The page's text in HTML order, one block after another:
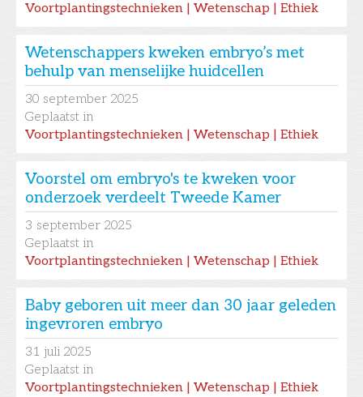
Voortplantingstechnieken | Wetenschap | Ethiek
Wetenschappers kweken embryo’s met
behulp van menselijke huidcellen
30 september 2025
Geplaatst in
Voortplantingstechnieken | Wetenschap | Ethiek
Voorstel om embryo's te kweken voor
onderzoek verdeelt Tweede Kamer
3 september 2025
Geplaatst in
Voortplantingstechnieken | Wetenschap | Ethiek
Baby geboren uit meer dan 30 jaar geleden
ingevroren embryo
31 juli 2025
Geplaatst in
Voortplantingstechnieken | Wetenschap | Ethiek